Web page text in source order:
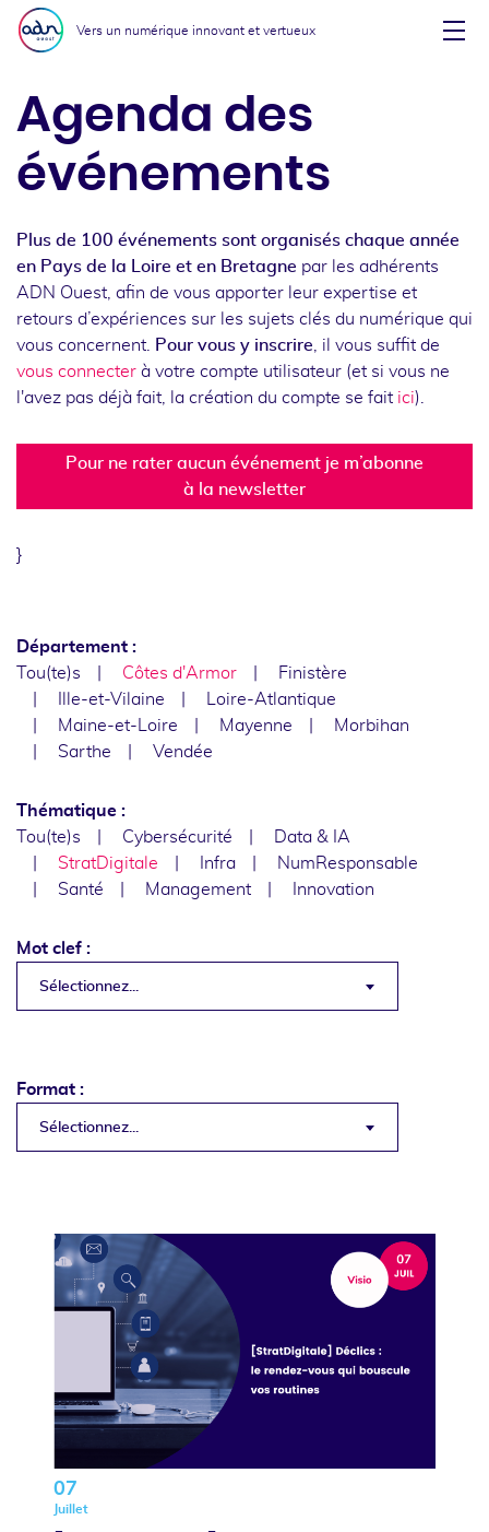
Aller au menu
Aller au contenu
Vers un numérique innovant et vertueux
Agenda des
événements
Plus de 100 événements sont organisés chaque année
en Pays de la Loire et en Bretagne par les adhérents
ADN Ouest, afin de vous apporter leur expertise et
retours d’expériences sur les sujets clés du numérique qui
vous concernent.
Pour vous y inscrire , il vous suffit de
vous connecter à votre compte utilisateur (et si vous ne
l'avez pas déjà fait, la création du compte se fait ici).
Pour ne rater aucun événement je m’abonne
à la newsletter
}
Département :
Tou(te)s
Côtes d'Armor
Finistère
Ille-et-Vilaine
Loire-Atlantique
Maine-et-Loire
Mayenne
Morbihan
Sarthe
Vendée
Thématique :
Tou(te)s
Cybersécurité
Data & IA
StratDigitale
Infra
NumResponsable
Santé
Management Innovation
Mot clef :
Sélectionnez...
Format :
Sélectionnez...
07
Juillet